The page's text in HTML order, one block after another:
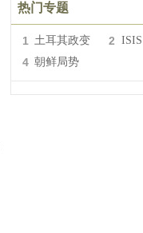
热门专题
1 土耳其政变 2 ISIS
4 朝鲜局势